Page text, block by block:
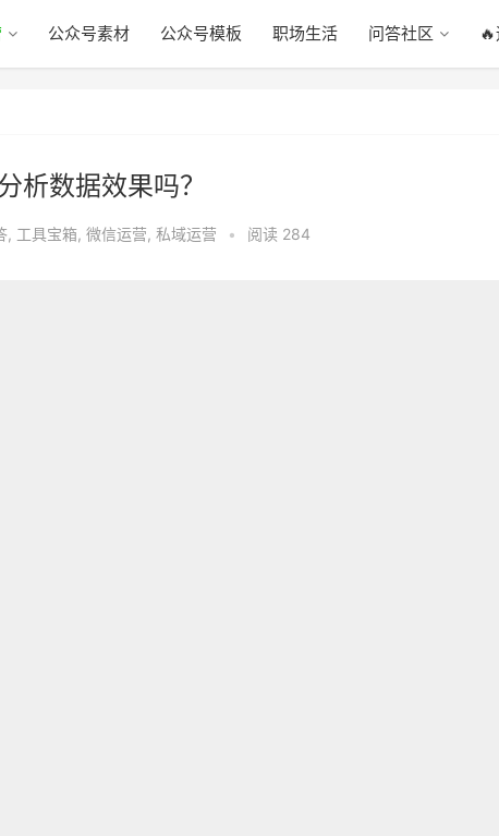
公众号素材 公众号模板 职场生活 问答社区
析数据效果吗？
, 工具宝箱, 微信运营, 私域运营 • 阅读 284